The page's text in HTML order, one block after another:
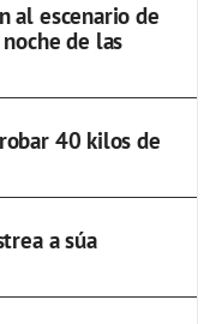
al escenario de
de las
40 kilos de
a súa